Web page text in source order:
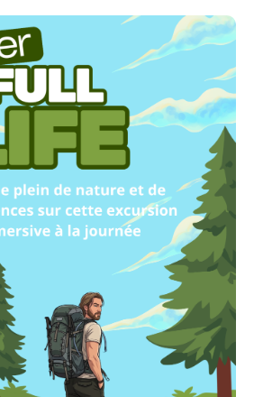
briquet) : Apprends à
feu naturel parfait en
le fameux amadouvier ou
et maîtrise les
du firesteel (pierre à
: Pas besoin d’emporter
Découvre comment monter
rapide et protecteur
(bâche) et quelques
les nœuds essentiels
: Apprends les règles
filtrer et purifier l’eau en
ouvre l’œil sur les plantes
bordent nos chemins.
: S’initier aux règles de